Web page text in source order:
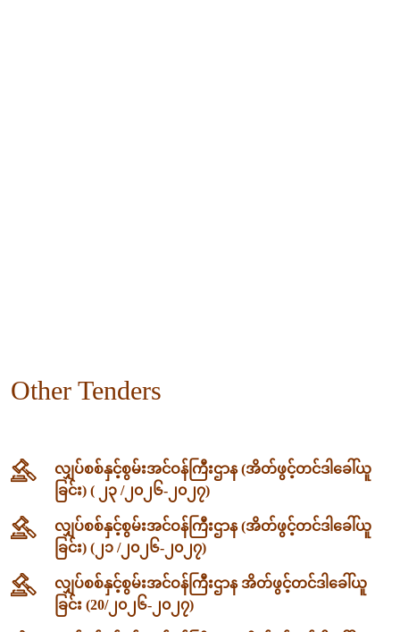
Other Tenders
လျှပ်စစ်နှင့်စွမ်းအင်ဝန်ကြီးဌာန (အိတ်ဖွင့်တင်ဒါခေါ်ယူ
ခြင်း) ( ၂၃ /၂၀၂၆-၂၀၂၇)
လျှပ်စစ်နှင့်စွမ်းအင်ဝန်ကြီးဌာန (အိတ်ဖွင့်တင်ဒါခေါ်ယူ
ခြင်း) (၂၁ /၂၀၂၆-၂၀၂၇)
လျှပ်စစ်နှင့်စွမ်းအင်ဝန်ကြီးဌာန အိတ်ဖွင့်တင်ဒါခေါ်ယူ
ခြင်း (20/၂၀၂၆-၂၀၂၇)